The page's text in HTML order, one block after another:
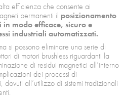
efficienza che consente ai
permanenti il posizionamento
modo efficace, sicuro e
industriali automatizzati.
si possono eliminare una serie di
di motori brushless riguardanti la
di residui magnetici all’interno
dei processi di
all’utilizzo di sistemi tradizionali